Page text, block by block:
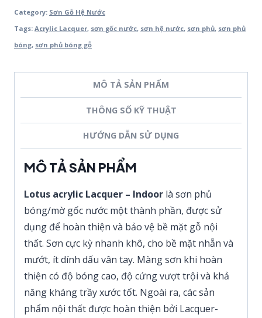
Category: Sơn Gỗ Hệ Nước
Tags: Acrylic Lacquer, sơn gốc nước, sơn hệ nước, sơn phủ, sơn phủ
bóng, sơn phủ bóng gỗ
MÔ TẢ SẢN PHẨM
THÔNG SỐ KỸ THUẬT
HƯỚNG DẪN SỬ DỤNG
MÔ TẢ SẢN PHẨM
Lotus acrylic Lacquer – Indoor là sơn phủ
bóng/mờ gốc nước một thành phần, được sử
dụng để hoàn thiện và bảo vệ bề mặt gỗ nội
thất. Sơn cực kỳ nhanh khô, cho bề mặt nhẵn và
mướt, ít dính dấu vân tay. Màng sơn khi hoàn
thiện có độ bóng cao, độ cứng vượt trội và khả
năng kháng trầy xước tốt. Ngoài ra, các sản
phẩm nội thất được hoàn thiện bởi Lacquer-